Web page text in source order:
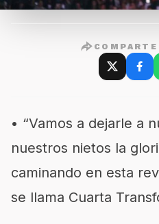
• “Vamos a dejarle a
nuestros nietos la
caminando en esta
se llama Cuarta